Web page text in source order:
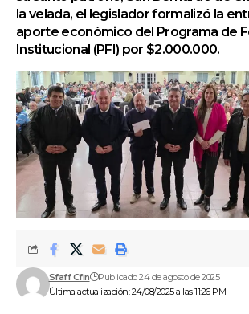
la velada, el legislador formalizó la
aporte económico del Programa de
Institucional (PFI) por $2.000.000.
Última actualización: 24/08/2025 a las 11:26 PM
Sfaff Cfin Publicado 24 de agosto de 2025